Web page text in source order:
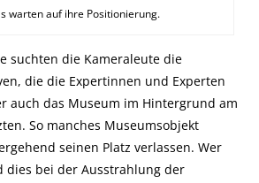
warten auf ihre Positionierung.
suchten die Kameraleute die
die die Expertinnen und Experten
auch das Museum im Hintergrund am
So manches Museumsobjekt
seinen Platz verlassen. Wer
dies bei der Ausstrahlung der